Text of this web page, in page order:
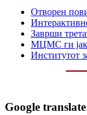
Отворен
Заврши
МЦМС ги
Институтот
Google translate